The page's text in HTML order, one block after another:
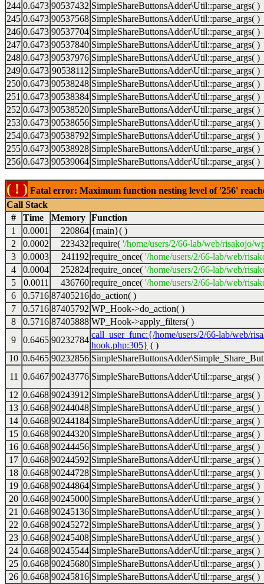
244 0.6473 90537432 SimpleShareButtonsAdder\Util::parse_args( )
245 0.6473 90537568 SimpleShareButtonsAdder\Util::parse_args( )
246 0.6473 90537704 SimpleShareButtonsAdder\Util::parse_args( )
247 0.6473 90537840 SimpleShareButtonsAdder\Util::parse_args( )
248 0.6473 90537976 SimpleShareButtonsAdder\Util::parse_args( )
249 0.6473 90538112 SimpleShareButtonsAdder\Util::parse_args( )
250 0.6473 90538248 SimpleShareButtonsAdder\Util::parse_args( )
251 0.6473 90538384 SimpleShareButtonsAdder\Util::parse_args( )
252 0.6473 90538520 SimpleShareButtonsAdder\Util::parse_args( )
253 0.6473 90538656 SimpleShareButtonsAdder\Util::parse_args( )
254 0.6473 90538792 SimpleShareButtonsAdder\Util::parse_args( )
255 0.6473 90538928 SimpleShareButtonsAdder\Util::parse_args( )
256 0.6473 90539064 SimpleShareButtonsAdder\Util::parse_args( )
( ! ) Fatal error: Maximum function nesting level of '256'
Call Stack
#
Time Memory Function
1
0.0001 220864 {main}( )
2
0.0002 223432 require( '/home/users/2/66-lab/web/risakojo/
3
0.0003 241192 require_once( '/home/users/2/66-lab/web/
4
0.0004 252824 require_once( '/home/users/2/66-lab/web/
5
0.0011 436760 require_once( '/home/users/2/66-lab/web/
6
0.5716 87405216 do_action( )
7
0.5716 87405792 WP_Hook->do_action( )
8
0.5716 87405888 WP_Hook->apply_filters( )
9
0.6465 90232784
call_user_func:{/home/users/2/66-lab/web/
hook.php:305} ( )
10 0.6465 90232856
11
0.6467 90243776 SimpleShareButtonsAdder\Util::parse_args( )
12 0.6468 90243912 SimpleShareButtonsAdder\Util::parse_args( )
13 0.6468 90244048 SimpleShareButtonsAdder\Util::parse_args( )
14 0.6468 90244184 SimpleShareButtonsAdder\Util::parse_args( )
15 0.6468 90244320 SimpleShareButtonsAdder\Util::parse_args( )
16 0.6468 90244456 SimpleShareButtonsAdder\Util::parse_args( )
17 0.6468 90244592 SimpleShareButtonsAdder\Util::parse_args( )
18 0.6468 90244728 SimpleShareButtonsAdder\Util::parse_args( )
19 0.6468 90244864 SimpleShareButtonsAdder\Util::parse_args( )
20 0.6468 90245000 SimpleShareButtonsAdder\Util::parse_args( )
21
0.6468 90245136 SimpleShareButtonsAdder\Util::parse_args( )
22 0.6468 90245272 SimpleShareButtonsAdder\Util::parse_args( )
23 0.6468 90245408 SimpleShareButtonsAdder\Util::parse_args( )
24 0.6468 90245544 SimpleShareButtonsAdder\Util::parse_args( )
25 0.6468 90245680 SimpleShareButtonsAdder\Util::parse_args( )
26 0.6468 90245816 SimpleShareButtonsAdder\Util::parse_args( )